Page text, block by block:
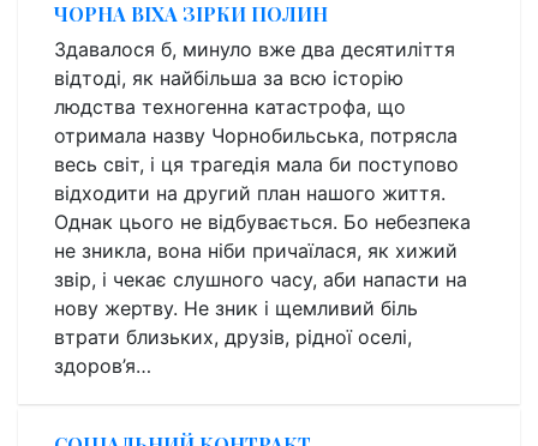
ЧОРНА ВІХА ЗІРКИ ПОЛИН
Здавалося б, минуло вже два десятиліття
відтоді, як найбільша за всю історію
людства техногенна катастрофа, що
отримала назву Чорнобильська, потрясла
весь світ, і ця трагедія мала би поступово
відходити на другий план нашого життя.
Однак цього не відбувається. Бо небезпека
не зникла, вона ніби причаїлася, як хижий
звір, і чекає слушного часу, аби напасти на
нову жертву. Не зник і щемливий біль
втрати близьких, друзів, рідної оселі,
здоров’я…